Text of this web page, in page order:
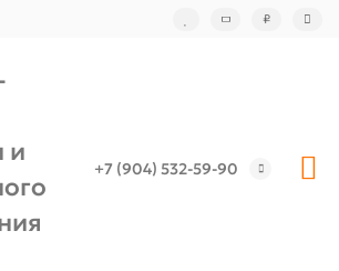
₽
+7 (904) 532-59-90